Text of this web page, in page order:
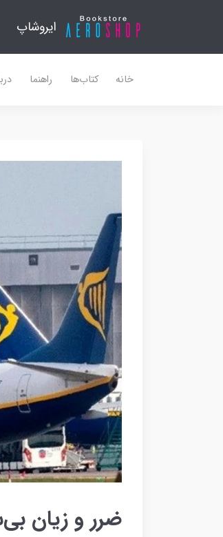
ایروشاپ
خانه کتاب‌ها راهنما
ضرر و زیان